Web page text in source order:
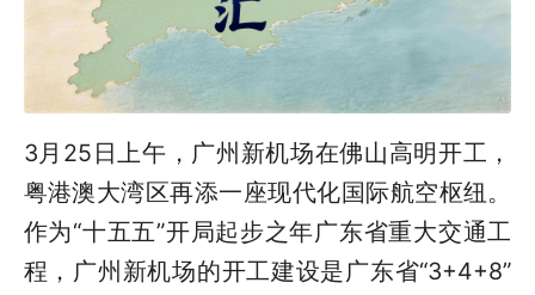
3月25日上午，广州新机场在佛山高明开工，
粤港澳大湾区再添一座现代化国际航空枢纽。
作为“十五五”开局起步之年广东省重大交通工
程，广州新机场的开工建设是广东省“3+4+8”